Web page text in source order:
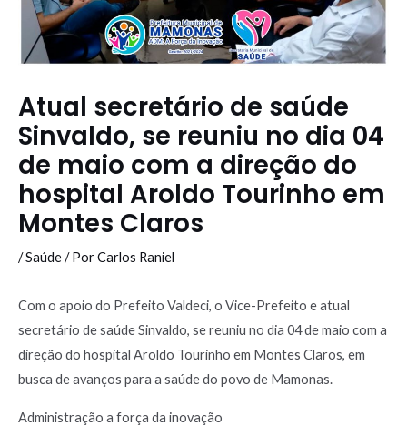
Atual secretário de saúde
Sinvaldo, se reuniu no dia 04
de maio com a direção do
hospital Aroldo Tourinho em
Montes Claros
/Saúde/ PorCarlos Raniel
Com o apoio do Prefeito Valdeci, o Vice-Prefeito e atual
secretário de saúde Sinvaldo, se reuniu no dia 04 de maio com a
direção do hospital Aroldo Tourinho em Montes Claros, em
busca de avanços para a saúde do povo de Mamonas.
Administração a força da inovação